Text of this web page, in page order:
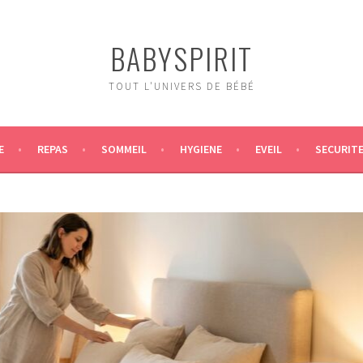
BABYSPIRIT
TOUT L'UNIVERS DE BÉBÉ
REPAS SOMMEIL HYGIENE EVEIL SECURITE